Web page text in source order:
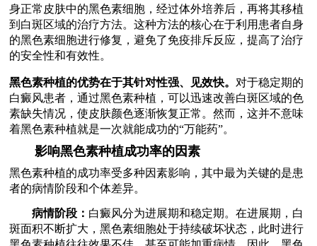
身正常皮肤中的黑色素细胞，经过体外培养后，再将其移植
到白斑区域的治疗方法。这种方法的核心在于利用患者自身
的黑色素细胞进行修复，避免了免疫排斥反应，提高了治疗
的安全性和有效性。
黑色素种植的优势在于其针对性强、见效快。 对于稳定期的
白癜风患者，通过黑色素种植，可以迅速改善白斑区域的色
素缺失情况，使皮肤颜色逐渐恢复正常。然而，这并不意味
着黑色素种植就是一次就能成功的“万能药”。
影响黑色素种植成功率的因素
黑色素种植的成功率受多种因素影响，其中最为关键的是患
者的病情阶段和个体差异。
病情阶段： 白癜风分为进展期和稳定期。在进展期，白
斑面积不断扩大，黑色素细胞处于持续破坏状态，此时进行